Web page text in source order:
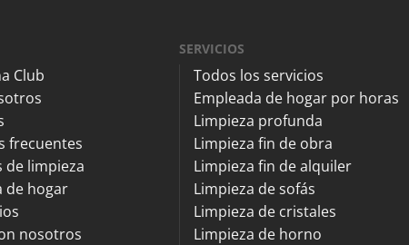
Club
frecuentes
de limpieza
de hogar
nosotros
SERVICIOS
Todos los servicios
Empleada de hogar por horas
Limpieza profunda
Limpieza fin de obra
Limpieza fin de alquiler
Limpieza de sofás
Limpieza de cristales
Limpieza de horno